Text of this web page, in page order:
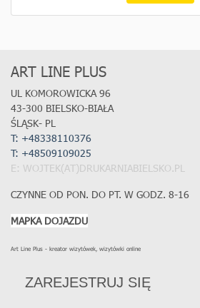
ART LINE PLUS
UL KOMOROWICKA 96
43-300 BIELSKO-BIAŁA
ŚLĄSK- PL
T: +48338110376
T: +48509109025
E: WOJTEK(AT)DRUKARNIABIELSKO.PL
CZYNNE OD PON. DO PT. W GODZ. 8-16
MAPKA DOJAZDU
Art Line Plus - kreator wizytówek, wizytówki online
ZAREJESTRUJ SIĘ